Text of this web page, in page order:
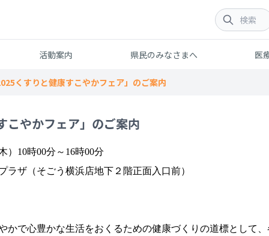
活動案内 県民のみなさまへ 医
くすりと健康すこやかフェア」のご案内
こやかフェア」のご案内
10時00分～16時00分
ザ（そごう横浜店地下２階正面入口前）
で心豊かな生活をおくるための健康づくりの道標として